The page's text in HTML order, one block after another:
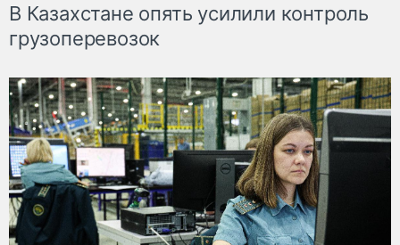
В Казахстане опять усилили контроль
грузоперевозок